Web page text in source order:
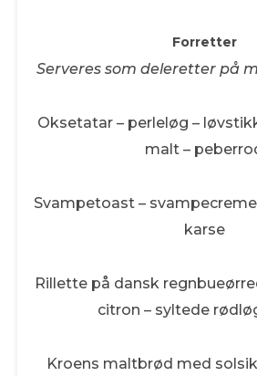
Forretter
Serveres som deleretter på
Oksetatar – perleløg –
malt –
Svampetoast –
karse
Rillette på dansk
citron – syltede
Kroens maltbrød med